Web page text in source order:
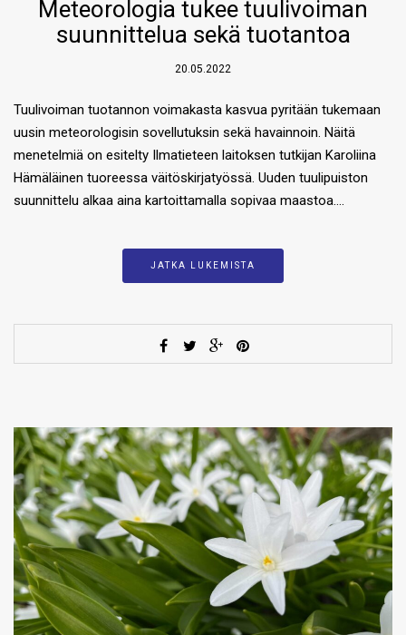
Meteorologia tukee tuulivoiman
suunnittelua sekä tuotantoa
20.05.2022
Tuulivoiman tuotannon voimakasta kasvua pyritään tukemaan
uusin meteorologisin sovellutuksin sekä havainnoin. Näitä
menetelmiä on esitelty Ilmatieteen laitoksen tutkijan Karoliina
Hämäläinen tuoreessa väitöskirjatyössä. Uuden tuulipuiston
suunnittelu alkaa aina kartoittamalla sopivaa maastoa….
JATKA LUKEMISTA